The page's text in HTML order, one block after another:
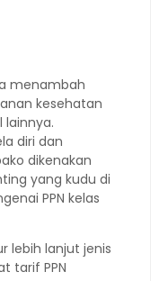
menambah
kesehatan
lainnya.
diri dan
dikenakan
yang kudu di
PPN kelas
lebih lanjut jenis
tarif PPN